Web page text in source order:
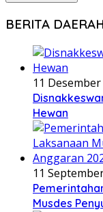
BERITA DAERAH
11
Hewan
11
Musdes